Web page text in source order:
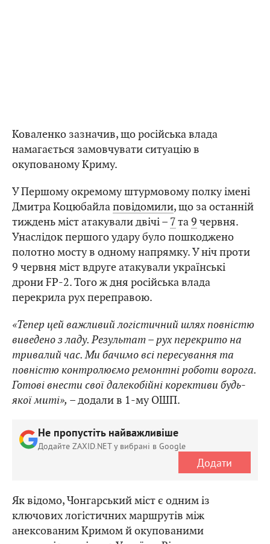
Коваленко зазначив, що російська влада
намагається замовчувати ситуацію в
окупованому Криму.
У Першому окремому штурмовому полку імені
Дмитра Коцюбайлаповідомили, що за останній
тиждень міст атакували двічі – 7та9 червня.
Унаслідок першого удару було пошкоджено
полотно мосту в одному напрямку. У ніч проти
9 червня міст вдруге атакували українські
дрони FP-2. Того ж дня російська влада
перекрила рух переправою.
«Тепер цей важливий логістичний шлях повністю
виведено з ладу. Результат – рух перекрито на
тривалий час. Ми бачимо всі пересування та
повністю контролюємо ремонтні роботи ворога.
Готові внести свої далекобійні корективи будь-
якої миті», – додали в 1-му ОШП.
Не пропустіть найважливіше
Додайте ZAXID.NET у вибрані в Google
Додати
Як відомо, Чонгарський міст є одним із
ключових логістичних маршрутів між
анексованим Кримом й окупованими